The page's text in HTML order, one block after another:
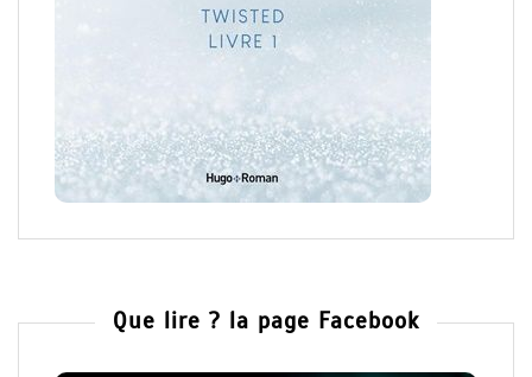
Que lire ? la page Facebook